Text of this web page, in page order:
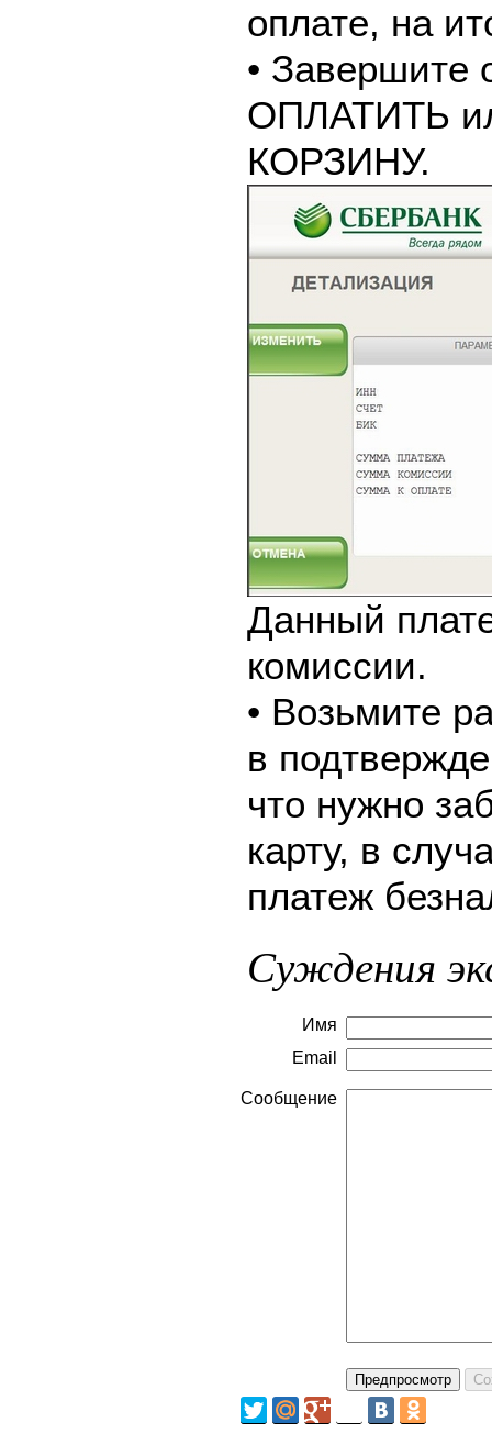
оплате, на
• Завершите
ОПЛАТИТЬ
КОРЗИНУ.
Данный
комиссии.
• Возьмите
в
что нужно
карту, в
платеж
Суждения
Имя
Email
Сообщение